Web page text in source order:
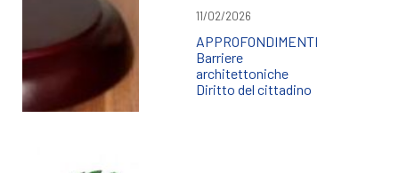
11/02/2026
APPROFONDIMENTI
Barriere
architettoniche
Diritto del cittadino